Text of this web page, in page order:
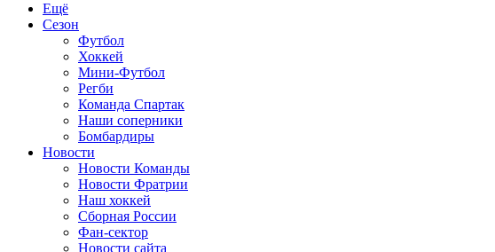
Ещё
Сезон
Футбол
Хоккей
Мини-Футбол
Регби
Команда Спартак
Наши соперники
Бомбардиры
Новости
Новости Команды
Новости Фратрии
Наш хоккей
Сборная России
Фан-cектор
Новости сайта